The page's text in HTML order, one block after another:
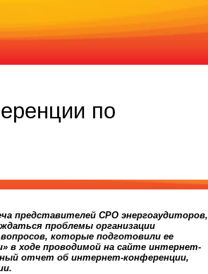
по
представителей СРО энергоаудиторов,
проблемы организации
которые подготовили ее
в ходе проводимой на сайте интернет-
отчет об интернет-конференции,